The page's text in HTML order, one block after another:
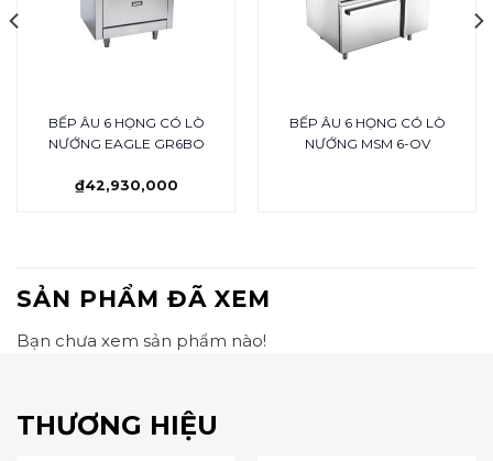
BẾP ÂU 6 HỌNG CÓ LÒ
NƯỚNG EAGLE GR6BO
₫42,930,000
BẾP ÂU 6 HỌNG CÓ LÒ
NƯỚNG MSM 6-OV
SẢN PHẨM ĐÃ XEM
Bạn chưa xem sản phẩm nào!
THƯƠNG HIỆU